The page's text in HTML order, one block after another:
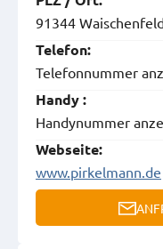
91344
Telefon:
Telefonnummer
Handy :
Handynummer
Webseite:
www.pirkelmann.de